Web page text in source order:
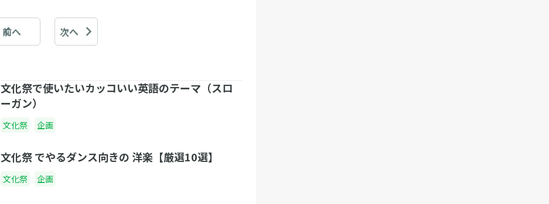
前へ 次へ
文化祭で使いたいカッコいい英語のテーマ（スロ
ーガン）
文化祭 企画
文化祭 でやるダンス向きの 洋楽【厳選10選】
文化祭 企画